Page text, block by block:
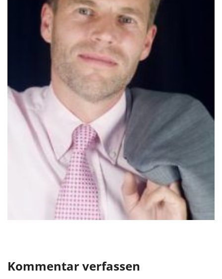
Kommentar verfassen